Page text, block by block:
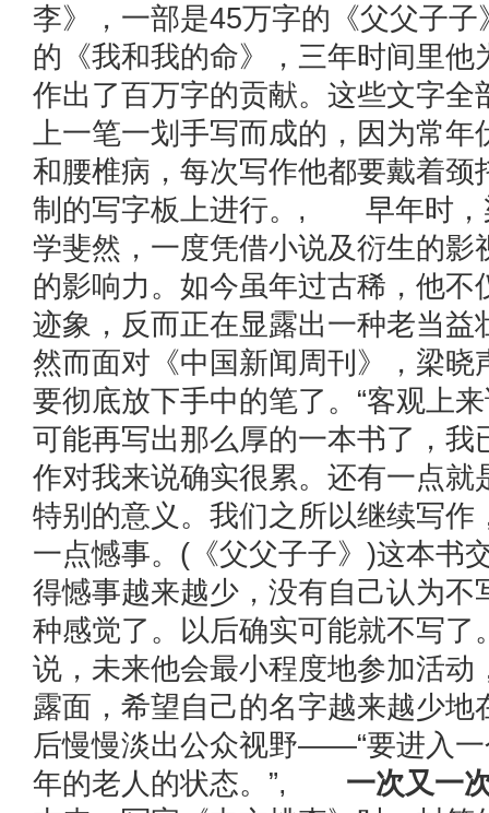
李》，一部是45万字的《父父子
的《我和我的命》，三年时间里他
作出了百万字的贡献。这些文字全
上一笔一划手写而成的，因为常
和腰椎病，每次写作他都要戴着颈
制的写字板上进行。, 早年时，
学斐然，一度凭借小说及衍生的影
的影响力。如今虽年过古稀，他不
迹象，反而正在显露出一种老
然而面对《中国新闻周刊》，梁晓
要彻底放下手中的笔了。“客观上
可能再写出那么厚的一本书了，我
作对我来说确实很累。还有一点就
特别的意义。我们之所以继续写作
一点憾事。(《父父子子》)这本书
得憾事越来越少，没有自己认为不
种感觉了。以后确实可能就不写
说，未来他会最小程度地参加活动
露面，希望自己的名字越来越少地
后慢慢淡出公众视野——“要进入
年的老人的状态。”, 一次又一